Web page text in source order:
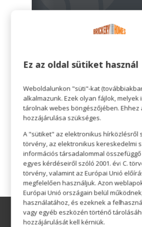
Ez az oldal sütiket használ
Weboldalunkon "süti"-kat
alkalmazunk. Ezek olyan fájlok, melyek
tárolnak webes böngészőjében. Ehhez
hozzájárulása szükséges.
A "sütiket" az elektronikus hírközlésről
törvény, az elektronikus kereskedelmi
információs társadalommal
egyes kérdéseiről szóló 2001. évi C.
törvény, valamint az Európai Unió
megfelelően használjuk. Azon
Európai Unió országain belül
használatához, és ezeknek a
vagy egyéb eszközén történő
hozzájárulását kell kérniük.